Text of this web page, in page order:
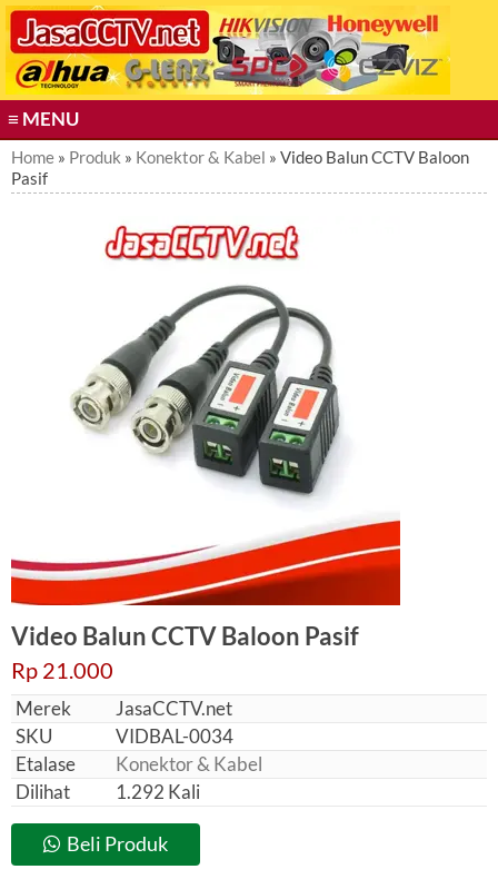
S
k
o
≡ MENU
Home » Produk » Konektor & Kabel » Video Balun CCTV Baloon
Pasif
Video Balun CCTV Baloon Pasif
Rp 21.000
Merek
JasaCCTV.net
SKU
VIDBAL-0034
Etalase
Konektor & Kabel
Dilihat
1.292 Kali
Beli Produk